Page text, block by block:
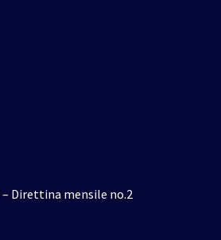
– Direttina mensile no.2